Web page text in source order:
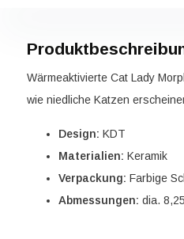
Wärmeaktivierte Cat Lady
wie niedliche Katzen
Design: KDT
Materialien: Keramik
Verpackung: Farbige
Abmessungen: dia.